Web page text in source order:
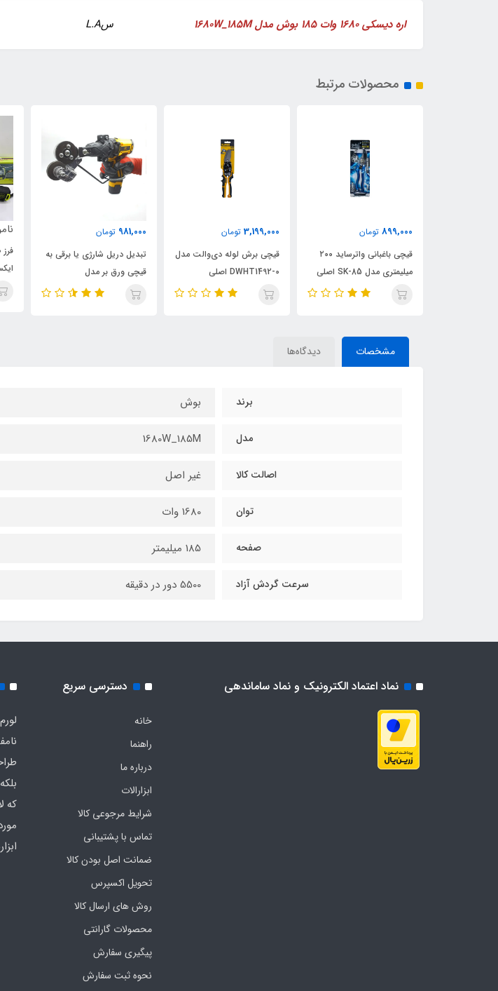
اره دیسکی 1680 وات 185 بوش مدل 1680W_185M سL.A
محصولات مرتبط
899,000 تومان
قیچی باغبانی واترساید ۲۰۰
میلیمتری مدل SK-85 اصلی
3,199,000 تومان
قیچی برش لوله دی‌والت مدل
DWHT1492-0 اصلی
981,000 تومان
تبدیل دریل شارژی یا برقی به
قیچی ورق بر مدل
ELECTRIC-DRILL، ویدئو
مشخصات دیدگاه‌ها
برند بوش
مدل 1680W_185M
اصالت کالا غیر اصل
توان 1680 وات
صفحه 185 میلیمتر
سرعت گردش آزاد 5500 دور در دقیقه
نماد اعتماد الکترونیک و نماد ساماندهی دسترسی سریع
خانه
راهنما
درباره ما
ابزارالات
شرایط مرجوعی کالا
تماس با پشتیبانی
ضمانت اصل بودن کالا
تحویل اکسپرس
روش های ارسال کالا
محصولات گارانتی
پیگیری سفارش
نحوه ثبت سفارش
که